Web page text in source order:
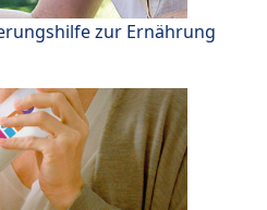
zur Ernährung